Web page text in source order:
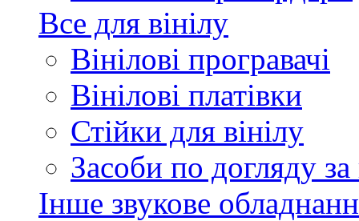
Все для вінілу
Вінілові програвачі
Вінілові платівки
Стійки для вінілу
Засоби по догляду за
Інше звукове